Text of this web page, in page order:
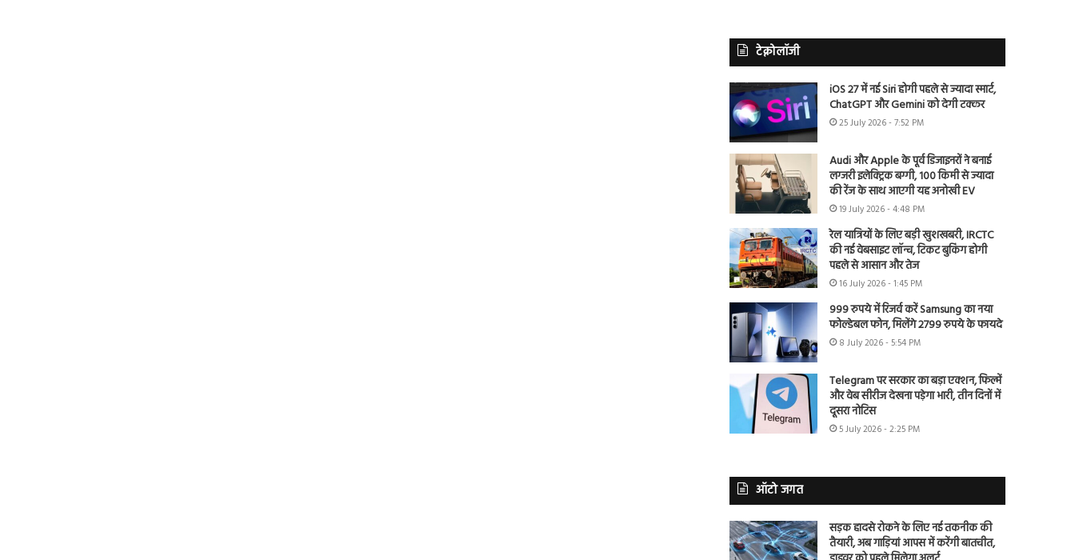
टेक्नोलॉजी
iOS 27 में नई Siri होगी पहले से ज्यादा स्मार्ट,
ChatGPT और Gemini को देगी टक्कर
25 July 2026 - 7:52 PM
Audi और Apple के पूर्व डिजाइनरों ने बनाई
लग्जरी इलेक्ट्रिक बग्गी, 100 किमी से ज्यादा
की रेंज के साथ आएगी यह अनोखी EV
19 July 2026 - 4:48 PM
रेल यात्रियों के लिए बड़ी खुशखबरी, IRCTC
की नई वेबसाइट लॉन्च, टिकट बुकिंग होगी
पहले से आसान और तेज
16 July 2026 - 1:45 PM
999 रुपये में रिजर्व करें Samsung का नया
फोल्डेबल फोन, मिलेंगे 2799 रुपये के फायदे
8 July 2026 - 5:54 PM
Telegram पर सरकार का बड़ा एक्शन, फिल्में
और वेब सीरीज देखना पड़ेगा भारी, तीन दिनों में
दूसरा नोटिस
5 July 2026 - 2:25 PM
ऑटो जगत
सड़क हादसे रोकने के लिए नई तकनीक की
तैयारी, अब गाड़ियां आपस में करेंगी बातचीत,